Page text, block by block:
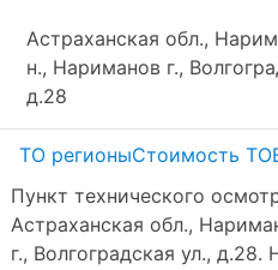
Астраханская обл.,
н., Нариманов г.,
д.28
ТО регионыСтоимость ТО
Пункт технического
Астраханская обл.,
г., Волгоградская ул.,